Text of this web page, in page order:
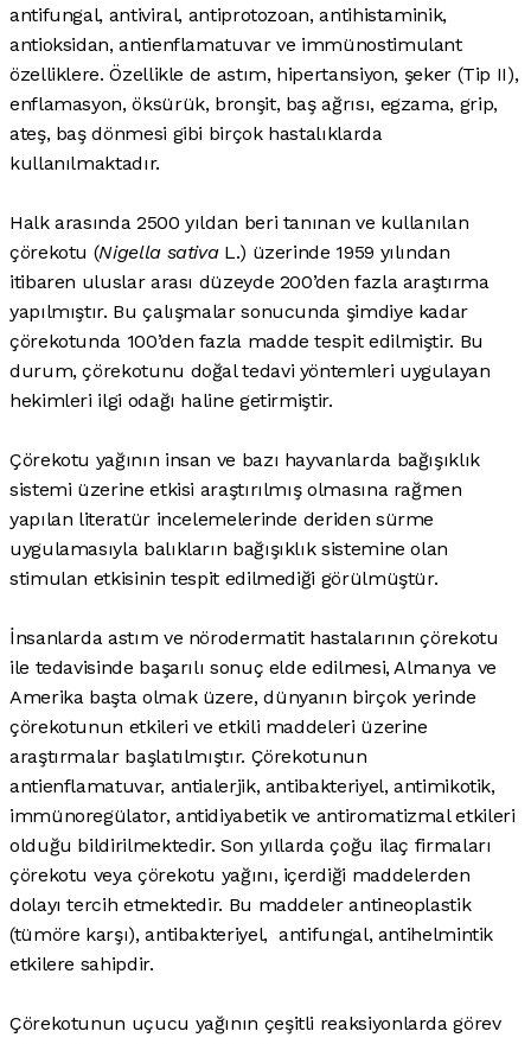
antifungal, antiviral, antiprotozoan, antihistaminik,
antioksidan, antienflamatuvar ve immünostimulant
özelliklere. Özellikle de astım, hipertansiyon, şeker (Tip II),
enflamasyon, öksürük, bronşit, baş ağrısı, egzama, grip,
ateş, baş dönmesi gibi birçok hastalıklarda
kullanılmaktadır.
Halk arasında 2500 yıldan beri tanınan ve kullanılan
çörekotu (Nigella sativa L.) üzerinde 1959 yılından
itibaren uluslar arası düzeyde 200’den fazla araştırma
yapılmıştır. Bu çalışmalar sonucunda şimdiye kadar
çörekotunda 100’den fazla madde tespit edilmiştir. Bu
durum, çörekotunu doğal tedavi yöntemleri uygulayan
hekimleri ilgi odağı haline getirmiştir.
Çörekotu yağının insan ve bazı hayvanlarda bağışıklık
sistemi üzerine etkisi araştırılmış olmasına rağmen
yapılan literatür incelemelerinde deriden sürme
uygulamasıyla balıkların bağışıklık sistemine olan
stimulan etkisinin tespit edilmediği görülmüştür.
İnsanlarda astım ve nörodermatit hastalarının çörekotu
ile tedavisinde başarılı sonuç elde edilmesi, Almanya ve
Amerika başta olmak üzere, dünyanın birçok yerinde
çörekotunun etkileri ve etkili maddeleri üzerine
araştırmalar başlatılmıştır. Çörekotunun
antienflamatuvar, antialerjik, antibakteriyel, antimikotik,
immünoregülator, antidiyabetik ve antiromatizmal etkileri
olduğu bildirilmektedir. Son yıllarda çoğu ilaç firmaları
çörekotu veya çörekotu yağını, içerdiği maddelerden
dolayı tercih etmektedir. Bu maddeler antineoplastik
(tümöre karşı), antibakteriyel, antifungal, antihelmintik
etkilere sahipdir.
Çörekotunun uçucu yağının çeşitli reaksiyonlarda görev